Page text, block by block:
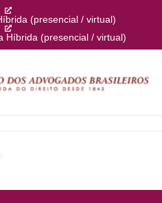
(presencial / virtual)
Híbrida (presencial / virtual)